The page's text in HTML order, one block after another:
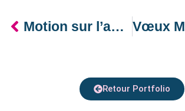
Motion sur l’application – Dekra
Retour Portfolio